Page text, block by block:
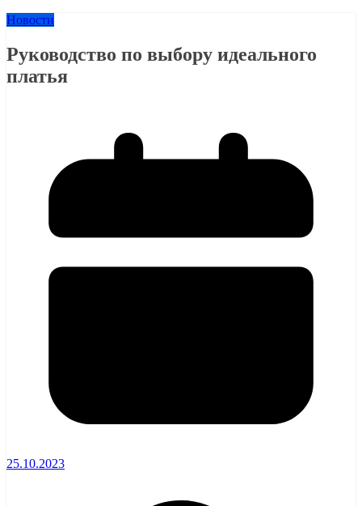
Новости
Руководство по выбору идеального
платья
25.10.2023